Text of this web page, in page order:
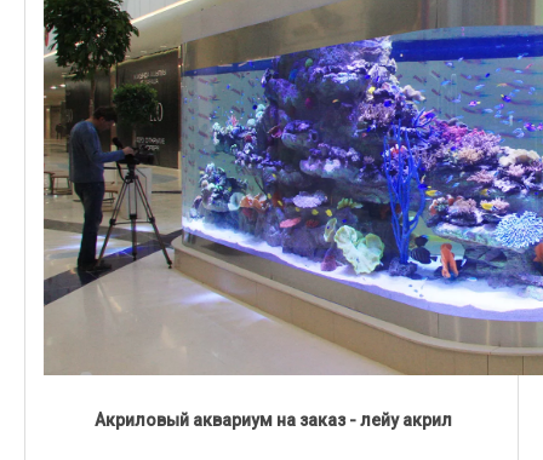
Акриловый аквариум на заказ - лейу акрил